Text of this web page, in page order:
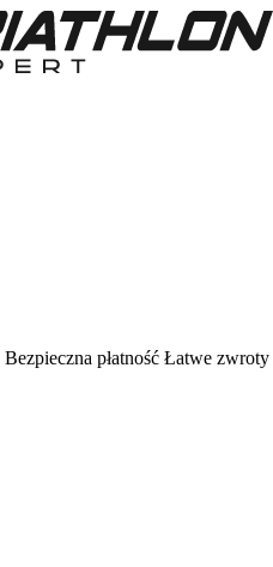
Bezpieczna płatność Łatwe zwroty